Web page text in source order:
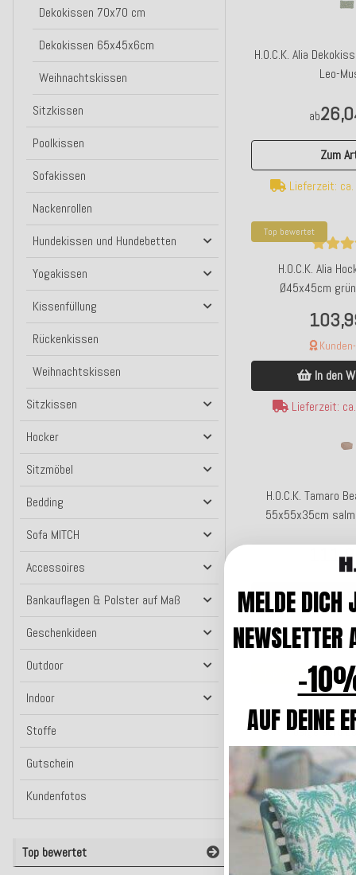
H.O.C.K. Alia
Leo-
ab
Zum
Lieferzeit:
Top bewertet
H.O.C.K. Alia
Ø45x45cm
In den
Lieferzeit:
H.O.C.K. Tamaro
55x55x35cm
In den
Lieferzeit:
Top bewertet
H.O.C.K. Tamaro
beige ecru
ab
Zum
Lieferzeit:
Dekokissen 70x70 cm
Dekokissen 65x45x6cm
Weihnachtskissen
Sitzkissen
Poolkissen
Sofakissen
Nackenrollen
Hundekissen und Hundebetten
Yogakissen
Kissenfüllung
Rückenkissen
Weihnachtskissen
Sitzkissen
Hocker
Sitzmöbel
Bedding
Sofa MITCH
Accessoires
Bankauflagen & Polster auf Maß
Geschenkideen
Outdoor
Indoor
Stoffe
Gutschein
Kundenfotos
Top bewertet
MELDE DICH
NEWSLETTER
-
AUF DEINE